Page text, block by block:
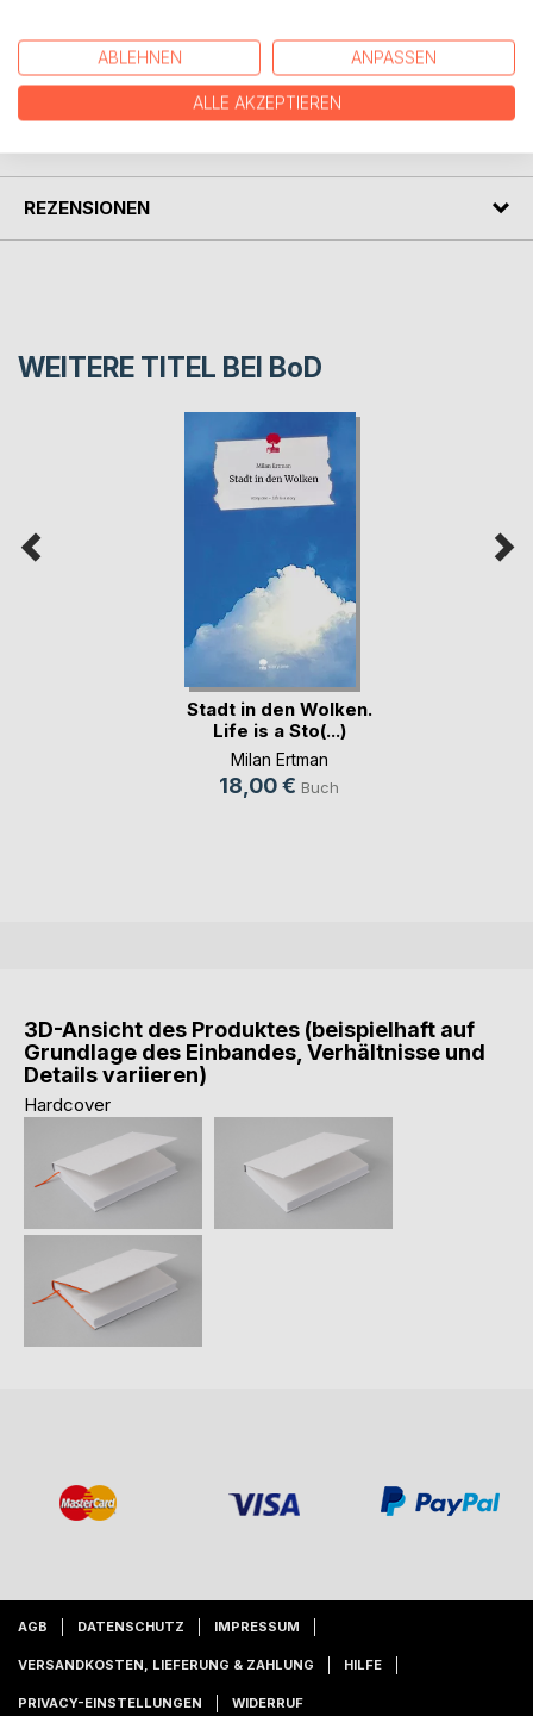
AUTOR/IN
REZENSIONEN
WEITERE TITEL BEI BoD
Stadt in den Wolken.
Life is a Sto(...)
Milan Ertman
18,00 € Buch
3D-Ansicht des Produktes (beispielhaft auf
Grundlage des Einbandes, Verhältnisse und
Details variieren)
Hardcover
AGB DATENSCHUTZ IMPRESSUM
VERSANDKOSTEN, LIEFERUNG & ZAHLUNG HILFE
PRIVACY-EINSTELLUNGEN WIDERRUF
ABLEHNEN ANPASSEN
ALLE AKZEPTIEREN